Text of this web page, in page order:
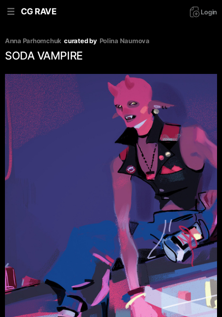
CG RAVE Login
Anna Parhomchuk curated by Polina Naumova
SODA VAMPIRE